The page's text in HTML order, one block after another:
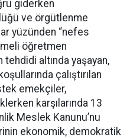
giderken
ve örgütlenme
yüzünden “nefes
öğretmen
altında yaşayan,
çalıştırılan
emekçiler,
karşılarında 13
Meslek Kanunu’nu
ekonomik, demokratik